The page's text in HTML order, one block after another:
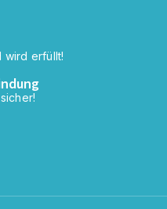
wird erfüllt!